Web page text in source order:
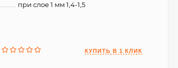
при слое 1 мм 1,4-1,5